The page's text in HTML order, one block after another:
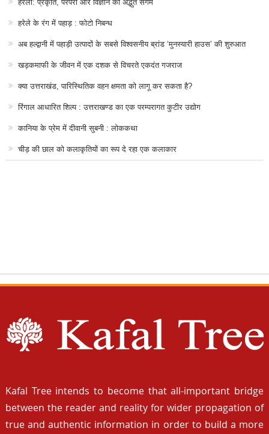
हरेला: प्रकृति, परंपरा और विज्ञान का अद्भुत संगम
हरेले के रंग में पहाड़ : फोटो निबन्ध
अब हल्द्वानी में पहाड़ी उत्पादों के सबसे विश्वसनीय ब्रांड ‘मुनस्यारी हाउस’ की शुरुआत
खड़कमाफी के जीवन में एक दशक से विचरते एकदंत गजराज
क्या उत्तराखंड, पारिस्थितिक वहन क्षमता को लागू कर सकता है?
रिंगाल आधारित शिल्प : उत्तराखण्ड का एक परम्परागत कुटीर उद्योग
कानिया के प्रेम में दीवानी सुबनी : लोककथा
चीड़ की छाल को कलाकृतियों का रूप दे रहा एक कलाकार
Kafal Tree intends to become that all-important bridge
between the reader and reality for wider propagation of
true and authentic information in order to build a more